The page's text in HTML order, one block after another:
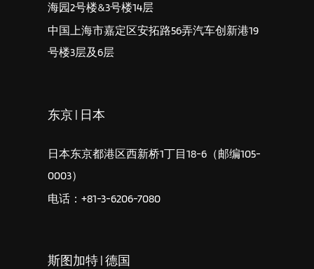
海园2号楼&3号楼14层
中国上海市嘉定区安拓路56弄汽车创新港19
号楼3层及6层
东京 | 日本
日本东京都港区西新桥1丁目18-6（邮编105-
0003）
电话：+81-3-6206-7080
斯图加特 | 德国